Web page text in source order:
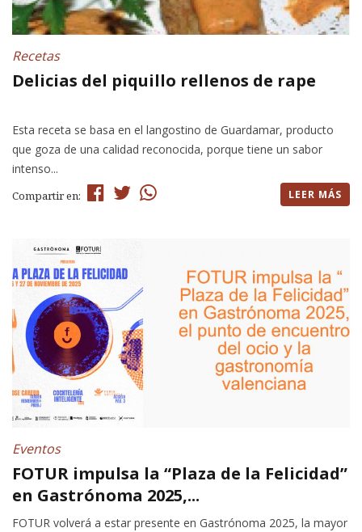
Recetas
Delicias del piquillo rellenos de rape
Esta receta se basa en el langostino de Guardamar, producto
que goza de una calidad reconocida, porque tiene un sabor
intenso...
Compartir en: LEER MÁS
Eventos
FOTUR impulsa la “Plaza de la Felicidad”
en Gastrónoma 2025,...
FOTUR volverá a estar presente en Gastrónoma 2025, la mayor